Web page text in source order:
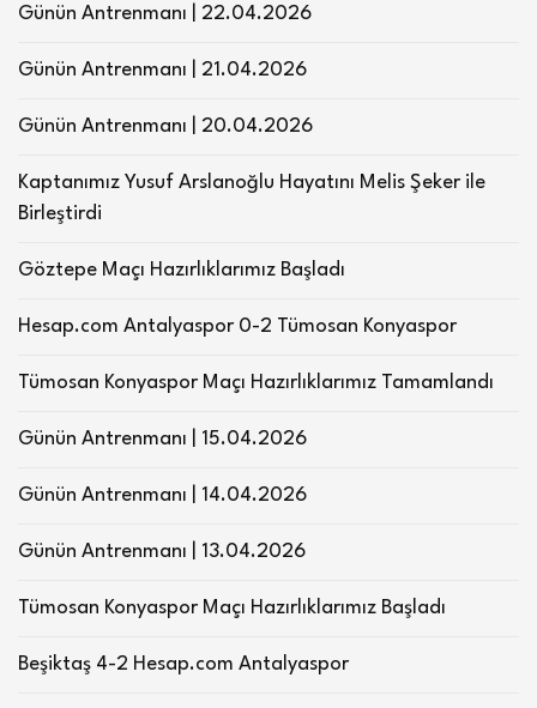
Günün Antrenmanı | 22.04.2026
Günün Antrenmanı | 21.04.2026
Günün Antrenmanı | 20.04.2026
Kaptanımız Yusuf Arslanoğlu Hayatını Melis Şeker ile
Birleştirdi
Göztepe Maçı Hazırlıklarımız Başladı
Hesap.com Antalyaspor 0-2 Tümosan Konyaspor
Tümosan Konyaspor Maçı Hazırlıklarımız Tamamlandı
Günün Antrenmanı | 15.04.2026
Günün Antrenmanı | 14.04.2026
Günün Antrenmanı | 13.04.2026
Tümosan Konyaspor Maçı Hazırlıklarımız Başladı
Beşiktaş 4-2 Hesap.com Antalyaspor